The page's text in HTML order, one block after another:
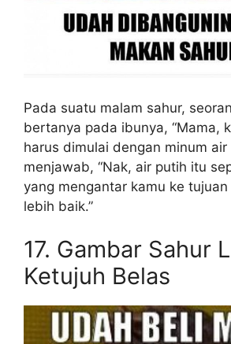
Pada suatu malam sahur,
bertanya pada ibunya, “Mama,
harus dimulai dengan minum air
menjawab, “Nak, air putih itu
yang mengantar kamu ke
lebih baik.”
17. Gambar Sahur
Ketujuh Belas